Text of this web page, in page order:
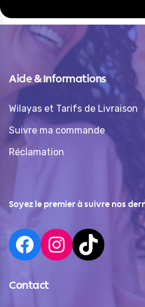
Aide & Informations
Wilayas et Tarifs de Livraison
Suivre ma commande
Réclamation
Soyez le premier à suivre nos
Contact